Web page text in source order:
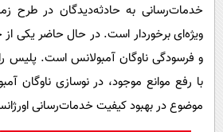
خدمات‌رسانی به حادثه‌دیدگان در طرح
ویژه‌ای برخوردار است. در حال حاضر یکی
و فرسودگی ناوگان آمبولانس است. پلیس
با رفع موانع موجود، در نوسازی ناوگان
موضوع در بهبود کیفیت خدمات‌رسانی